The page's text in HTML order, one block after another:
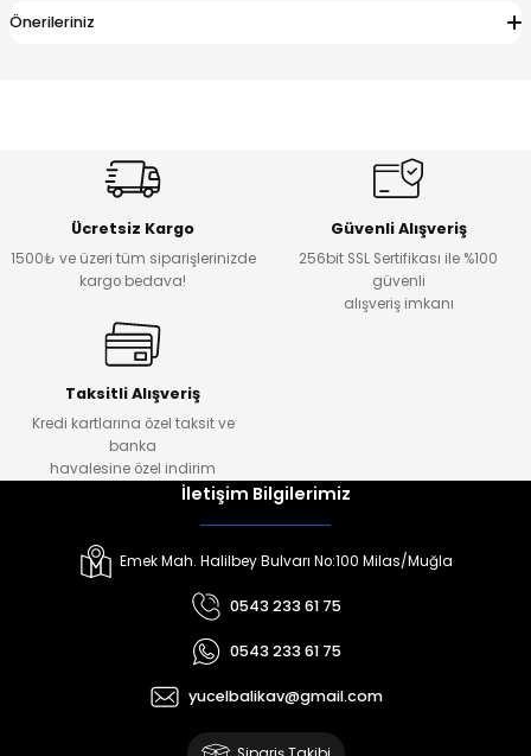
Önerileriniz
Ücretsiz Kargo
1500₺ ve üzeri tüm siparişlerinizde
kargo bedava!
Güvenli Alışveriş
256bit SSL Sertifikası ile %100
güvenli
alışveriş imkanı
Taksitli Alışveriş
Kredi kartlarına özel taksit ve
banka
havalesine özel indirim
İletişim Bilgilerimiz
Emek Mah. Halilbey Bulvarı No:100 Milas/Muğla
0543 233 61 75
0543 233 61 75
yucelbalikav@gmail.com